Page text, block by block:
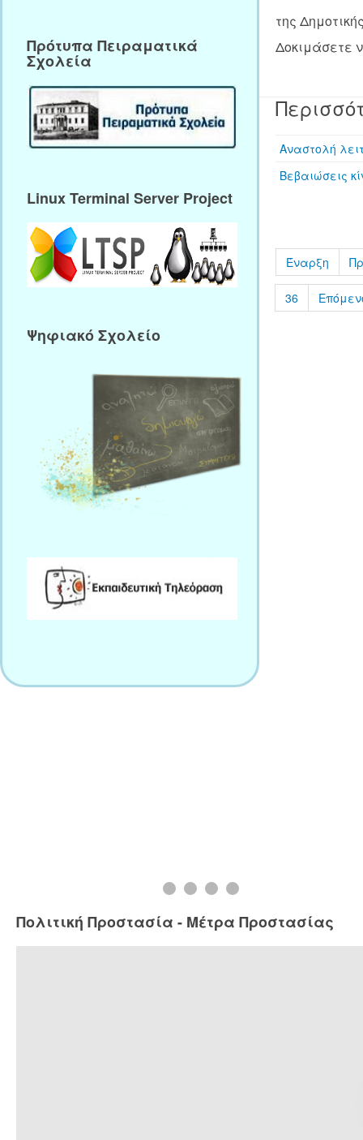
της
Δοκιμάσετε
Αναστολή
Βεβαιώσεις
Έναρξη
36
Πρότυπα Πειραματικά
Σχολεία
Linux Terminal Server Project
Ψηφιακό Σχολείο
Πολιτική Προστασία - Μέτρα Προστασίας